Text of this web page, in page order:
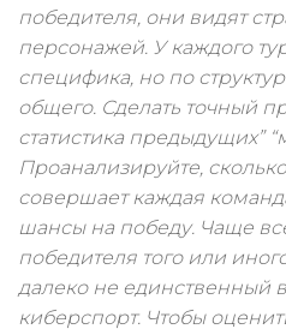
победителя, они видят
персонажей. У каждого
специфика, но по
общего. Сделать точный
статистика предыдущих”
Проанализируйте,
совершает каждая
шансы на победу. Чаще
победителя того или
далеко не единственный
киберспорт. Чтобы